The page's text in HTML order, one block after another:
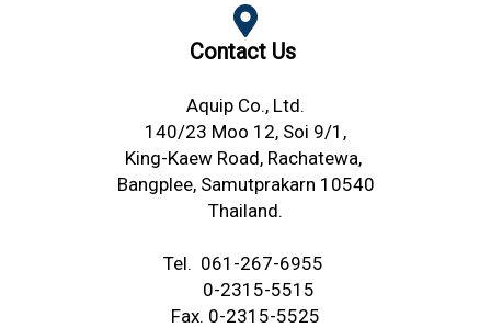
Contact Us
Aquip Co., Ltd.
140/23 Moo 12, Soi 9/1,
King-Kaew Road, Rachatewa,
Bangplee, Samutprakarn 10540
Thailand.
Tel. 061-267-6955
0-2315-5515
Fax. 0-2315-5525